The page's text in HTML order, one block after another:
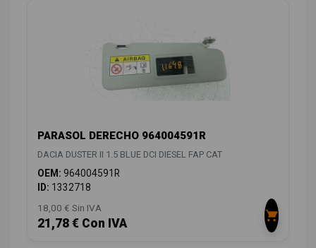
PARASOL DERECHO 964004591R
DACIA DUSTER II 1.5 BLUE DCI DIESEL FAP CAT
OEM: 964004591R
ID: 1332718
18,00 € Sin IVA
21,78 € Con IVA